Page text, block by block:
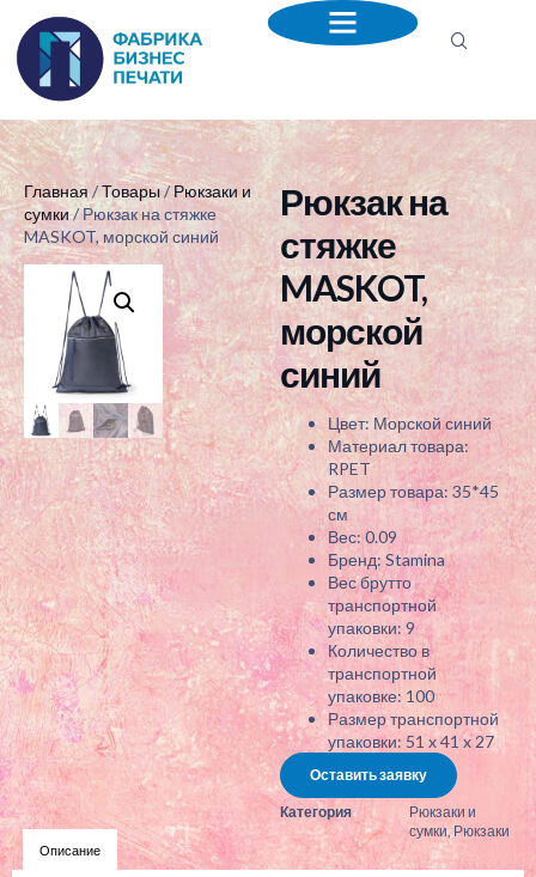
Главная/Товары/Рюкзаки и
сумки/ Рюкзак на стяжке
MASKOT, морской синий
Рюкзак на
стяжке
MASKOT,
морской
синий
Цвет: Морской синий
Материал товара:
RPET
Размер товара: 35*45
см
Вес: 0.09
Бренд: Stamina
Вес брутто
транспортной
упаковки: 9
Количество в
транспортной
упаковке: 100
Размер транспортной
упаковки: 51 x 41 x 27
Оставить заявку
Категория
Рюкзаки и
сумки, Рюкзаки
Описание